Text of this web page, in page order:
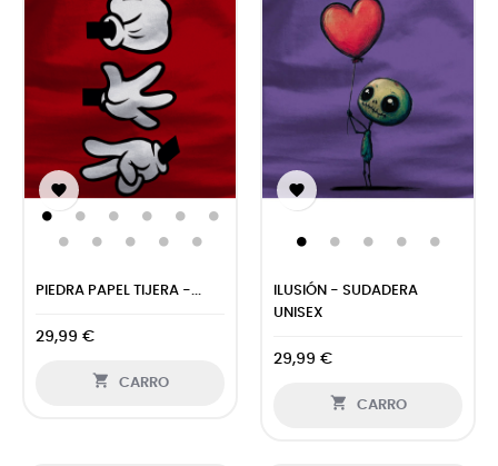

PIEDRA PAPEL TIJERA -...
29,99 €
 CARRO

ILUSIÓN - SUDADERA
UNISEX
29,99 €
 CARRO